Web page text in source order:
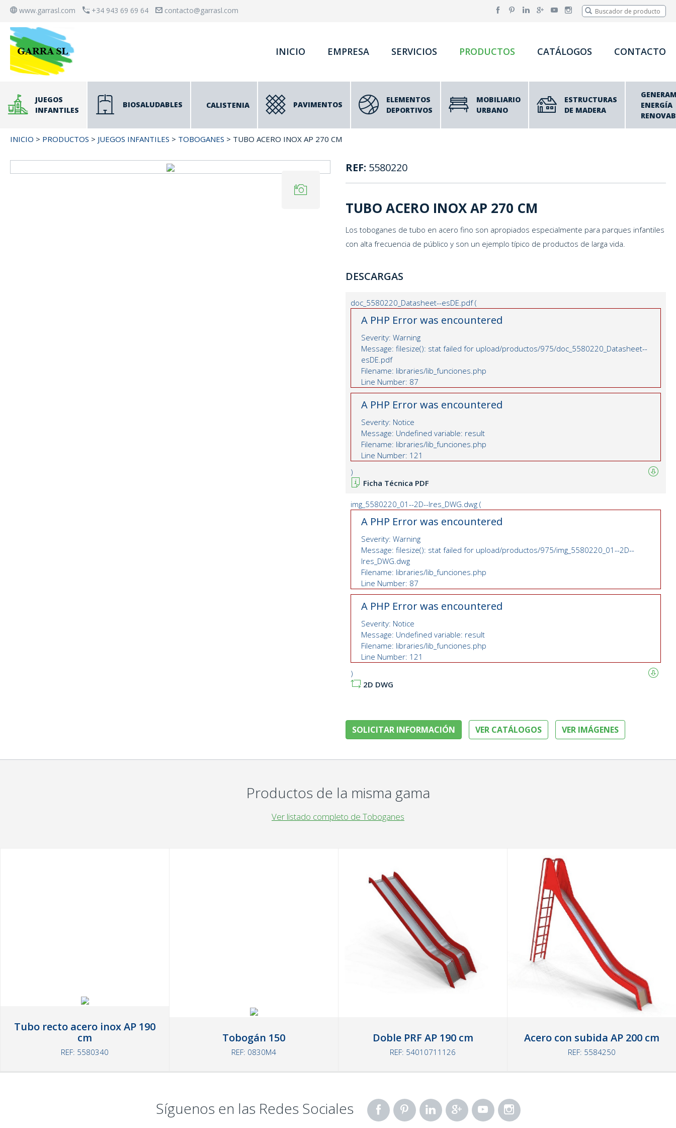
www.garrasl.com +34 943 69 69 64 contacto@garrasl.com
INICIO EMPRESA SERVICIOS PRODUCTOS CATÁLOGOS CONTACTO
JUEGOS
INFANTILES
BIOSALUDABLES CALISTENIA PAVIMENTOS
ELEMENTOS
DEPORTIVOS
MOBILIARIO
URBANO
ESTRUCTURAS
DE MADERA
ENERGÍA
INICIO > PRODUCTOS > JUEGOS INFANTILES > TOBOGANES > TUBO ACERO INOX AP 270 CM
REF: 5580220
TUBO ACERO INOX AP 270 CM
Los toboganes de tubo en acero fino son apropiados especialmente para parques infantiles
con alta frecuencia de público y son un ejemplo típico de productos de larga vida.
DESCARGAS
doc_5580220_Datasheet--esDE.pdf (
A PHP Error was encountered
Severity: Warning
Message: filesize(): stat failed for upload/productos/975/doc_5580220_Datasheet--
esDE.pdf
Filename: libraries/lib_funciones.php
Line Number: 87
A PHP Error was encountered
Severity: Notice
Message: Undefined variable: result
Filename: libraries/lib_funciones.php
Line Number: 121
)
Ficha Técnica PDF
img_5580220_01--2D--lres_DWG.dwg (
A PHP Error was encountered
Severity: Warning
Message: filesize(): stat failed for upload/productos/975/img_5580220_01--2D--
lres_DWG.dwg
Filename: libraries/lib_funciones.php
Line Number: 87
A PHP Error was encountered
Severity: Notice
Message: Undefined variable: result
Filename: libraries/lib_funciones.php
Line Number: 121
)
2D DWG
SOLICITAR INFORMACIÓN VER CATÁLOGOS VER IMÁGENES
Productos de la misma gama
Ver listado completo de Toboganes
Tubo recto acero inox AP 190
cm
REF: 5580340
Tobogán 150
REF: 0830M4
Doble PRF AP 190 cm
REF: 54010711126
Acero con subida AP 200 cm
REF: 5584250
Síguenos en las Redes Sociales